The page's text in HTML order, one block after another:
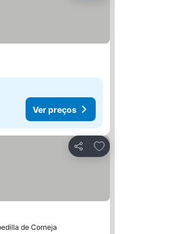
Ver preços
Partilhar
Adicionar aos favoritos
de Corneja